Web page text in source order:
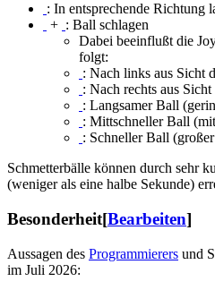
: In entsprechende Richtung
+ : Ball schlagen
Dabei beeinflußt die
folgt:
: Nach links aus Sicht
: Nach rechts aus
: Langsamer Ball
: Mittschneller Ball
: Schneller Ball
Schmetterbälle können durch sehr
(weniger als eine halbe Sekunde)
Besonderheit[Bearbeiten]
Aussagen des Programmierers und
im Juli 2026: